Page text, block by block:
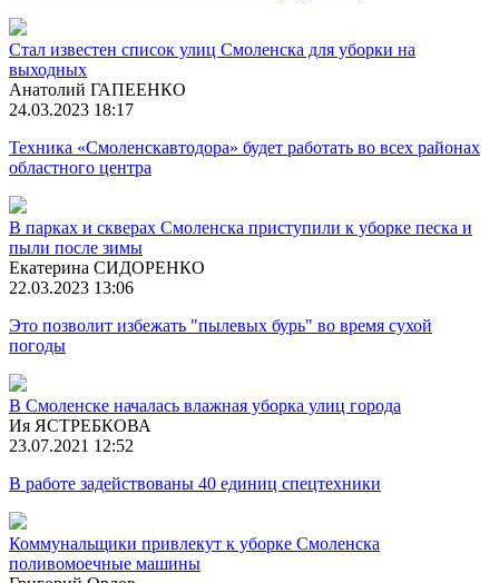
Стал известен список улиц Смоленска для уборки на
выходных
Анатолий ГАПЕЕНКО
24.03.2023 18:17
Техника «Смоленскавтодора» будет работать во всех районах
областного центра
В парках и скверах Смоленска приступили к уборке песка и
пыли после зимы
Екатерина СИДОРЕНКО
22.03.2023 13:06
Это позволит избежать "пылевых бурь" во время сухой
погоды
В Смоленске началась влажная уборка улиц города
Ия ЯСТРЕБКОВА
23.07.2021 12:52
В работе задействованы 40 единиц спецтехники
Коммунальщики привлекут к уборке Смоленска
поливомоечные машины